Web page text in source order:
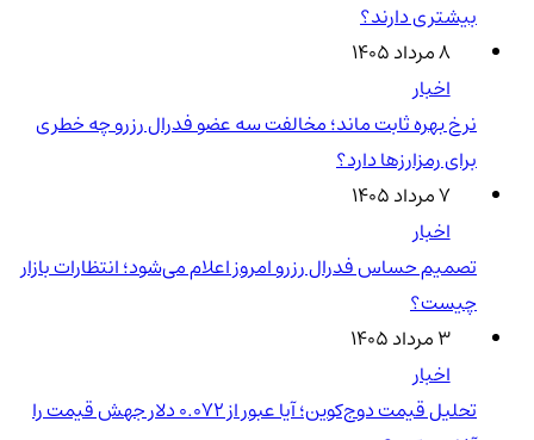
بیشتری دارند؟
۸ مرداد ۱۴۰۵
اخبار
نرخ بهره ثابت ماند؛ مخالفت سه عضو فدرال رزرو چه خطری
برای رمزارزها دارد؟
۷ مرداد ۱۴۰۵
اخبار
تصمیم حساس فدرال رزرو امروز اعلام می‌شود؛ انتظارات بازار
چیست؟
۳ مرداد ۱۴۰۵
اخبار
تحلیل قیمت دوج‌کوین؛ آیا عبور از ۰.۰۷۲ دلار جهش قیمت را